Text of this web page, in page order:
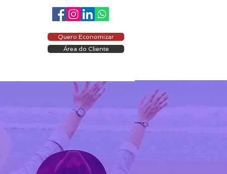
Quero Economizar
Área do Cliente